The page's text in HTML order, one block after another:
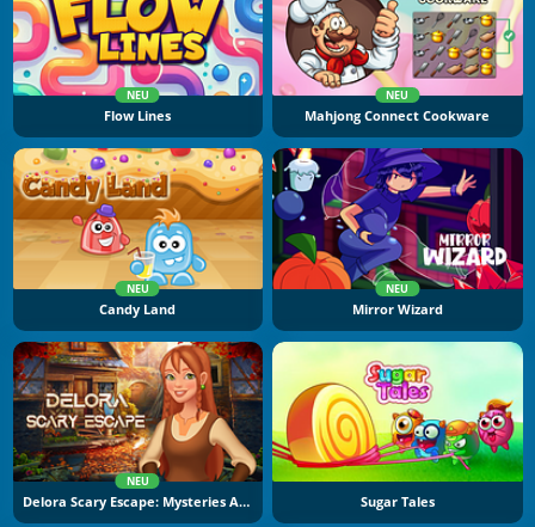
NEU
Flow Lines
NEU
Mahjong Connect Cookware
NEU
Candy Land
NEU
Mirror Wizard
NEU
Delora Scary Escape: Mysteries Adventure Sugar Tales